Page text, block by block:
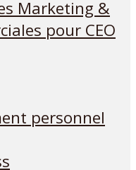
Marketing &
pour CEO
personnel